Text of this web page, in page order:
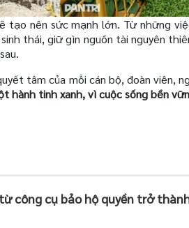
tạo nên sức mạnh lớn. Từ những
thái, giữ gìn nguồn tài nguyên
tâm của mỗi cán bộ, đoàn viên,
hành tinh xanh, vì cuộc sống bền
công cụ bảo hộ quyền trở